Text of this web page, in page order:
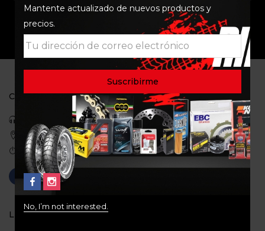
Mantente actualizado de nuevos productos y
precios.
No, I’m not interested.
SOPORTE COMUNIDAD
CONTACTO
Celular: 3113422933
Medellin, Colombia
Correo: gerencia@ridershouse.co
LEGALES